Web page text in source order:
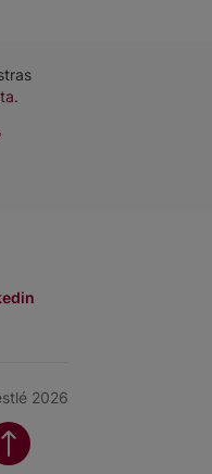
.
2026